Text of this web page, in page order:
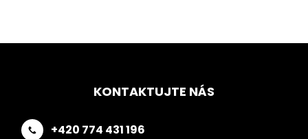
KONTAKTUJTE NÁS
+420 774 431 196